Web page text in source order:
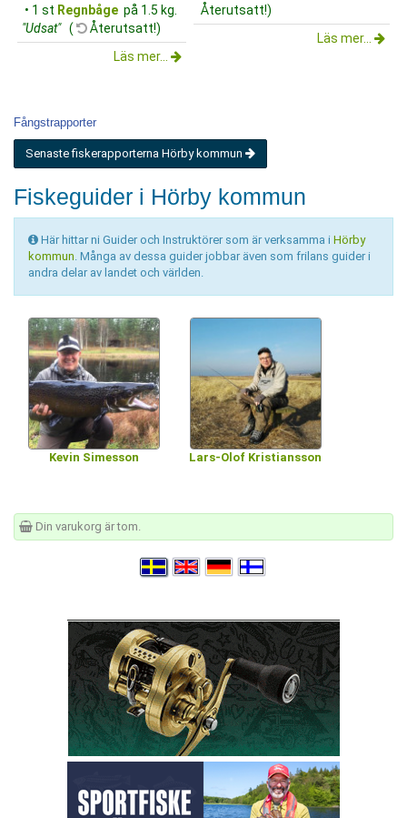
• 1 st Regnbåge på 1.5 kg.
"Udsat" (
Återutsatt!)
Läs mer...
Återutsatt!)
Läs mer...
Fångstrapporter
Senaste fiskerapporterna Hörby kommun
Fiskeguider i Hörby kommun
Här hittar ni Guider och Instruktörer som är verksamma i Hörby
kommun . Många av dessa guider jobbar även som frilans guider i
andra delar av landet och världen.
Kevin Simesson Lars-Olof Kristiansson
Din varukorg är tom.